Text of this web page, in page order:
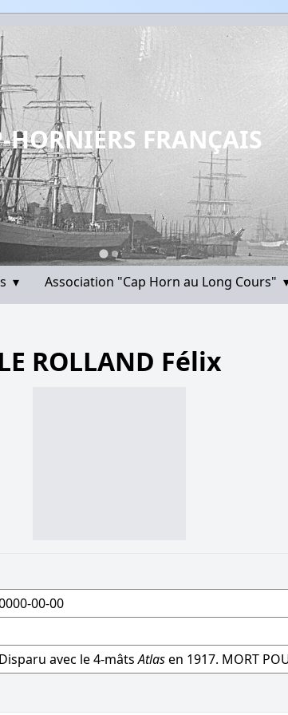
HORNIERS FRANÇAIS
▾ Association "Cap Horn au Long Cours"
ROLLAND Félix
00-00
Disparu avec le 4-mâtsAtlasen 1917. MORT